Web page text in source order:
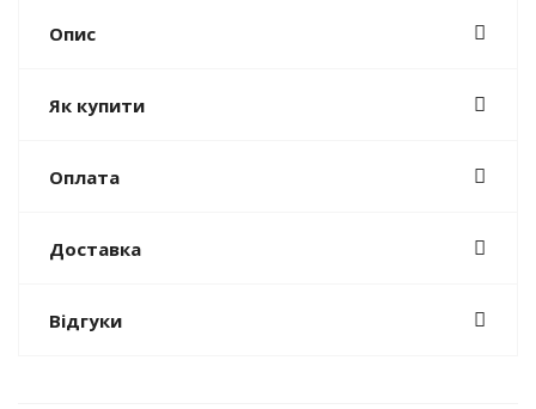
Опис
Як купити
Оплата
Доставка
Відгуки